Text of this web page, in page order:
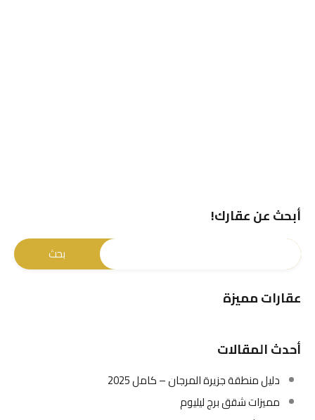
أبحث عن عقارك!
عقارات مميزة
أحدث المقالات
دليل منطقة جزيرة المرجان – كامل 2025
مميزات شقق برج ليليوم